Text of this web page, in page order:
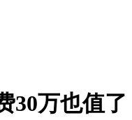
30万也值了